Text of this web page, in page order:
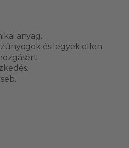
anyag.
és legyek ellen.